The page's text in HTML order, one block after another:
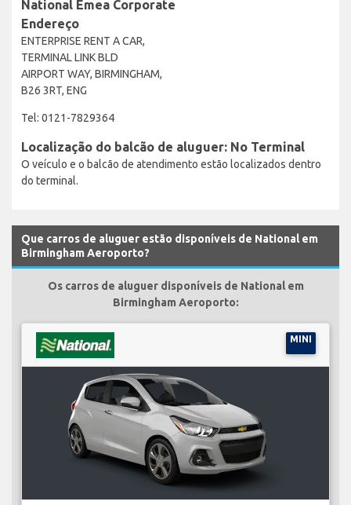
National Emea Corporate
Endereço
ENTERPRISE RENT A CAR,
TERMINAL LINK BLD
AIRPORT WAY, BIRMINGHAM,
B26 3RT, ENG
Tel: 0121-7829364
Localização do balcão de aluguer: No Terminal
O veículo e o balcão de atendimento estão localizados dentro
do terminal.
Que carros de aluguer estão disponíveis de National em
Birmingham Aeroporto?
Os carros de aluguer disponíveis de National em
Birmingham Aeroporto:
MINI